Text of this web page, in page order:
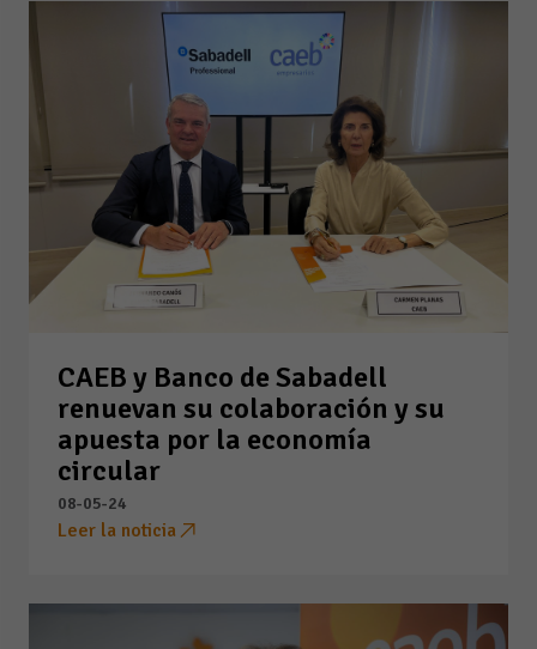
CAEB y Banco de Sabadell
renuevan su colaboración y su
apuesta por la economía
circular
08-05-24
Leer la noticia